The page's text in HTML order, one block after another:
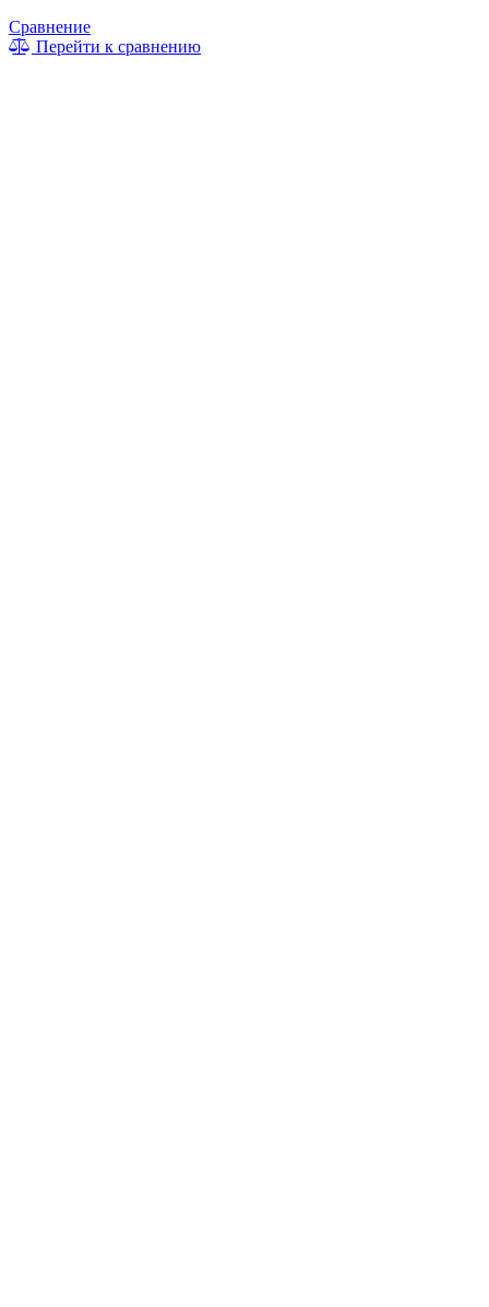
Сравнение
Перейти к сравнению